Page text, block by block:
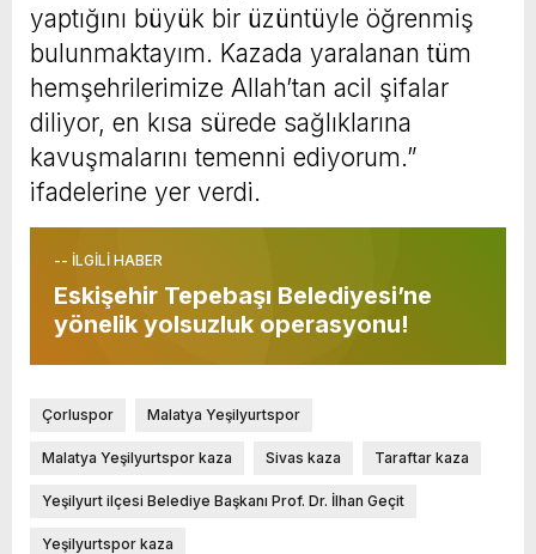
yaptığını büyük bir üzüntüyle öğrenmiş
bulunmaktayım. Kazada yaralanan tüm
hemşehrilerimize Allah’tan acil şifalar
diliyor, en kısa sürede sağlıklarına
kavuşmalarını temenni ediyorum.”
ifadelerine yer verdi.
-- İLGİLİ HABER
Eskişehir Tepebaşı Belediyesi’ne
yönelik yolsuzluk operasyonu!
Çorluspor Malatya Yeşilyurtspor
Malatya Yeşilyurtspor kaza Sivas kaza Taraftar kaza
Yeşilyurt ilçesi Belediye Başkanı Prof. Dr. İlhan Geçit
Yeşilyurtspor kaza